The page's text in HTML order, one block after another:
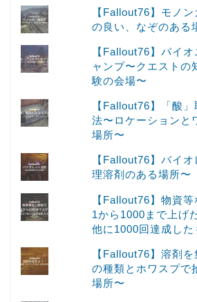
【Fallout76】モノ
の良い、なぞのある
【Fallout76】パイ
ャンプ〜クエストの
験の会場〜
【Fallout76】「酸
法〜ロケーションと
場所〜
【Fallout76】バイ
理溶剤のある場所〜
【Fallout76】物資
1から1000まで上げ
他に1000回達成した
【Fallout76】溶剤
の種類とホワスプで
場所〜